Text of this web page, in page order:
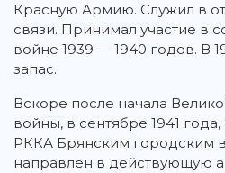
Красную Армию. Служил в
связи. Принимал участие в
войне 1939 — 1940 годов. В
запас.
Вскоре после начала
войны, в сентябре 1941
РККА Брянским городским
направлен в действующую